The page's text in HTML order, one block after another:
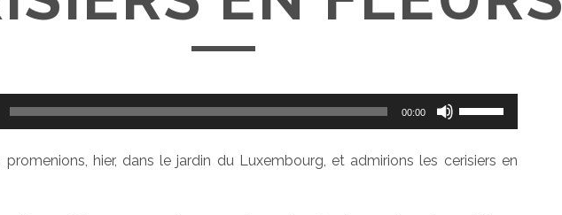
00:00
haut/bas
promenions, hier, dans le jardin du Luxembourg, et admirions les cerisiers en